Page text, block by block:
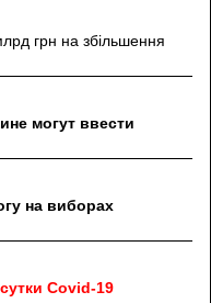
грн на збільшення
могут ввести
на виборах
Covid-19